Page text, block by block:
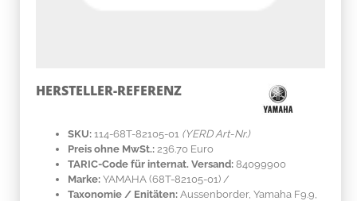
HERSTELLER-REFERENZ
SKU: 114-68T-82105-01 (YERD Art-Nr.)
Preis ohne MwSt.: 236.70 Euro
TARIC-Code für internat. Versand: 84099900
Marke: YAMAHA (68T-82105-01) /
Taxonomie / Enitäten: Aussenborder, Yamaha F9.9,